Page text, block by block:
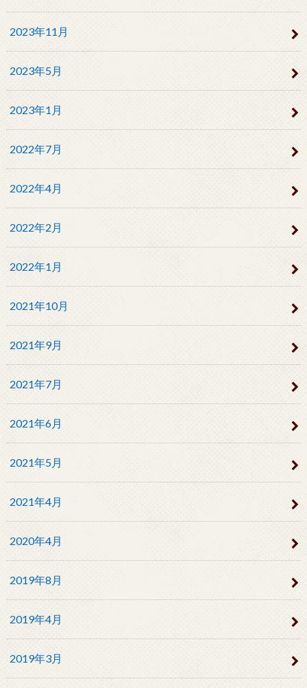
2023年11月
2023年5月
2023年1月
2022年7月
2022年4月
2022年2月
2022年1月
2021年10月
2021年9月
2021年7月
2021年6月
2021年5月
2021年4月
2020年4月
2019年8月
2019年4月
2019年3月